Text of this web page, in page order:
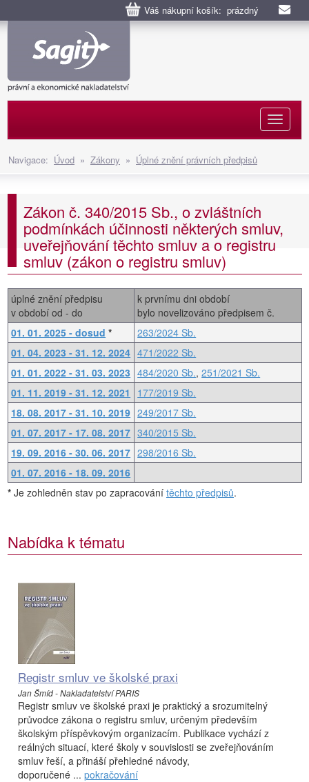
Váš nákupní košík: prázdný
Navigace: Úvod » Zákony » Úplné znění právních předpisů
Zákon č. 340/2015 Sb., o zvláštních
podmínkách účinnosti některých smluv,
uveřejňování těchto smluv a o registru
smluv (zákon o registru smluv)
úplné znění předpisu
v období od - do
k prvnímu dni období
bylo novelizováno předpisem č.
01. 01. 2025 - dosud *
263/2024 Sb.
01. 04. 2023 - 31. 12. 2024 471/2022 Sb.
01. 01. 2022 - 31. 03. 2023 484/2020 Sb.,251/2021 Sb.
01. 11. 2019 - 31. 12. 2021
177/2019 Sb.
18. 08. 2017 - 31. 10. 2019 249/2017 Sb.
01. 07. 2017 - 17. 08. 2017 340/2015 Sb.
19. 09. 2016 - 30. 06. 2017 298/2016 Sb.
01. 07. 2016 - 18. 09. 2016
* Je zohledněn stav po zapracování těchto předpisů.
Nabídka k tématu
Registr smluv ve školské praxi
Jan Šmíd - Nakladatelství PARIS
Registr smluv ve školské praxi je praktický a srozumitelný
průvodce zákona o registru smluv, určeným především
školským příspěvkovým organizacím. Publikace vychází z
reálných situací, které školy v souvislosti se zveřejňováním
smluv řeší, a přináší přehledné návody,
doporučené ... pokračování